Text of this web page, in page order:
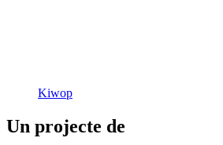
Kiwop
Un projecte de